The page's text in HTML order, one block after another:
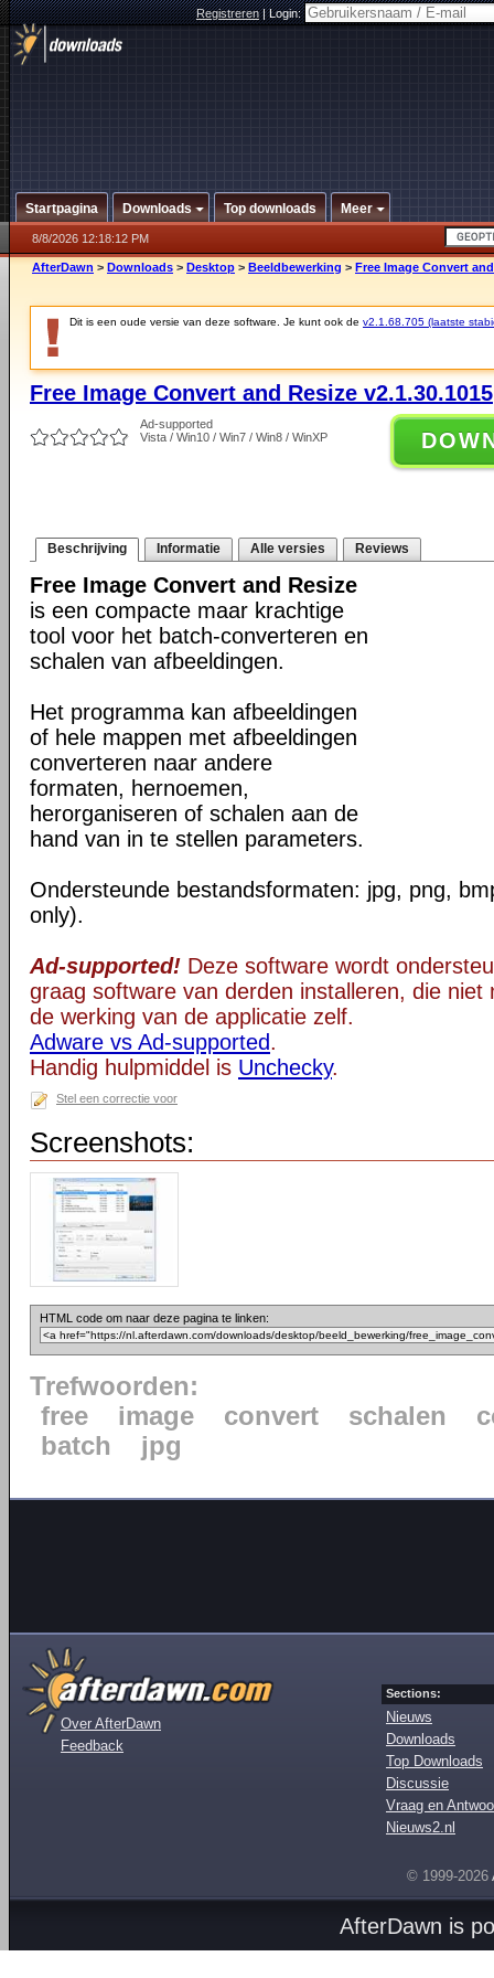
Registreren|Login:
Startpagina Downloads Top downloads Meer
8/8/2026 12:18:12 PM
AfterDawn > Downloads > Desktop > Beeldbewerking > Free Image Convert
Dit is een oude versie van deze software. Je kunt ook de v2.1.68.705 (laatste
Free Image Convert and Resize v2.1.30.1015
Ad-supported
Vista / Win10 / Win7 / Win8 / WinXP
Beschrijving Informatie Alle versies Reviews
Free Image Convert and Resize
is een compacte maar krachtige
tool voor het batch-converteren en
schalen van afbeeldingen.
Het programma kan afbeeldingen
of hele mappen met afbeeldingen
converteren naar andere
formaten, hernoemen,
herorganiseren of schalen aan de
hand van in te stellen parameters.
Ondersteunde bestandsformaten: jpg, png,
only).
Ad-supported! Deze software wordt
graag software van derden installeren, die niet
de werking van de applicatie zelf.
Adware vs Ad-supported.
Handig hulpmiddel is Unchecky.
Stel een correctie voor
Screenshots:
HTML code om naar deze pagina te linken:
Trefwoorden:
free
image convert schalen
batch
jpg
Over AfterDawn
Feedback
Sections:
Nieuws
Downloads
Top Downloads
Discussie
Vraag en
Nieuws2.nl
© 1999-2026
AfterDawn is